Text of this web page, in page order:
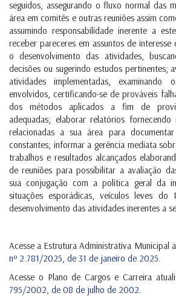
seguidos, assegurando o fluxo normal das
área em comitês e outras reuniões assim
assumindo responsabilidade inerente a
receber pareceres em assuntos de interesse
o desenvolvimento das atividades,
decisões ou sugerindo estudos pertinentes;
atividades implementadas, examinando
envolvidos, certificando-se de prováveis
dos métodos aplicados a fim de
adequadas; elaborar relatórios
relacionadas a sua área para
constantes; informar a gerência mediata
trabalhos e resultados alcançados
de reuniões para possibilitar a avaliação
sua conjugação com a política geral da
situações esporádicas, veículos leves do
desenvolvimento das atividades inerentes a
Acesse a Estrutura Administrativa Municipal
nº 2.781/2025, de 31 de janeiro de 2025.
Acesse o Plano de Cargos e Carreira
795/2002, de 08 de julho de 2002.